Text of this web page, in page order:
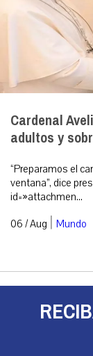
Cardenal
adultos y
“Preparamos el
ventana”, dice
id=»attachmen...
06 / Aug | Mundo